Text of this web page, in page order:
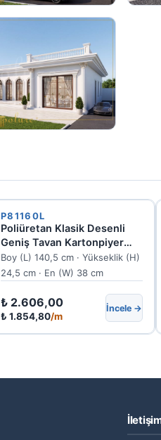
P81160L
Poliüretan Klasik Desenli
Geniş Tavan Kartonpiyer
Profili P81160L
Boy (L) 140,5 cm · Yükseklik (H)
24,5 cm · En (W) 38 cm
₺ 2.606,00
₺ 1.854,80/m
İncele →